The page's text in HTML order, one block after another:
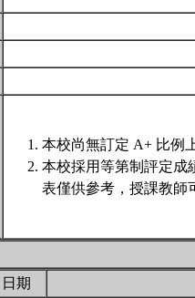
本校尚無訂定 A+ 比例
本校採用等第制評定成
表僅供參考，授課教師
日期